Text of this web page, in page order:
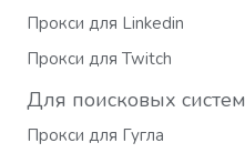
Прокси для Linkedin
Прокси для Twitch
Для поисковых систем
Прокси для Гугла